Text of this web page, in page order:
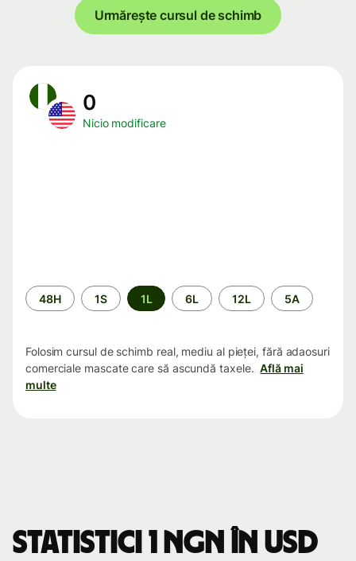
Urmărește cursul de schimb
0
Nicio modificare
Perioada
48H 1S 1L 6L 12L 5A
Folosim cursul de schimb real, mediu al pieței, fără adaosuri
comerciale mascate care să ascundă taxele. Află mai
multe
Statistici 1 NGN în USD